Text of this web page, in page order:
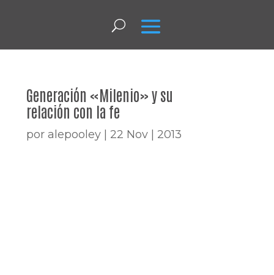
Generación «Milenio» y su
relación con la fe
por alepooley 22 Nov | 2013